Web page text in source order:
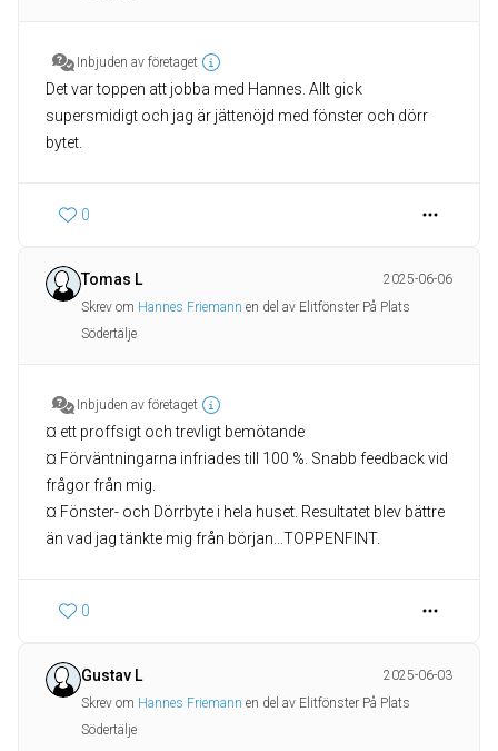
Inbjuden av företaget
Det var toppen att jobba med Hannes. Allt gick
supersmidigt och jag är jättenöjd med fönster och dörr
bytet.
0
Tomas L
2025-06-06
Skrev om Hannes Friemann en del av Elitfönster På Plats
Södertälje
Inbjuden av företaget
¤ ett proffsigt och trevligt bemötande
¤ Förväntningarna infriades till 100 %. Snabb feedback vid
frågor från mig.
¤ Fönster- och Dörrbyte i hela huset. Resultatet blev bättre
än vad jag tänkte mig från början...TOPPENFINT.
0
Gustav L
2025-06-03
Skrev om Hannes Friemann en del av Elitfönster På Plats
Södertälje